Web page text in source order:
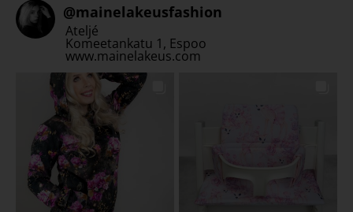
@mainelakeusfashion
Ateljé
Komeetankatu 1, Espoo
www.mainelakeus.com